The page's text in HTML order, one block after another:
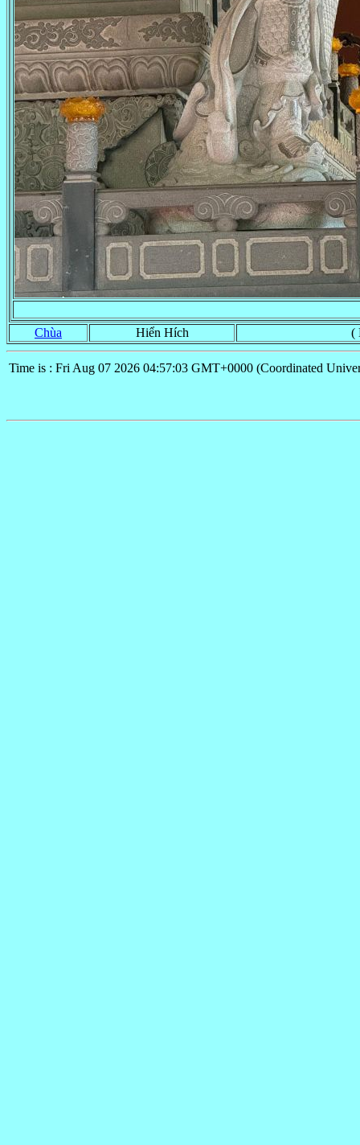
Chùa Hiển Hích (
Time is : Fri Aug 07 2026 04:57:03 GMT+0000 (Coordinated